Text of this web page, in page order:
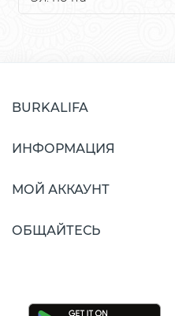
BURKALIFA
ИНФОРМАЦИЯ
МОЙ АККАУНТ
ОБЩАЙТЕСЬ